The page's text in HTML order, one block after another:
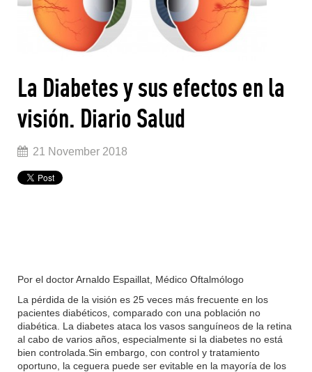
La Diabetes y sus efectos en la
visión. Diario Salud
21 November 2018
Por el doctor Arnaldo Espaillat, Médico Oftalmólogo
La pérdida de la visión es 25 veces más frecuente en los
pacientes diabéticos, comparado con una población no
diabética. La diabetes ataca los vasos sanguíneos de la retina
al cabo de varios años, especialmente si la diabetes no está
bien controlada.Sin embargo, con control y tratamiento
oportuno, la ceguera puede ser evitable en la mayoría de los